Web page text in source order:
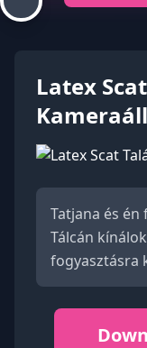
Latex
Tatjana és
Tálcán
fogyasztásra